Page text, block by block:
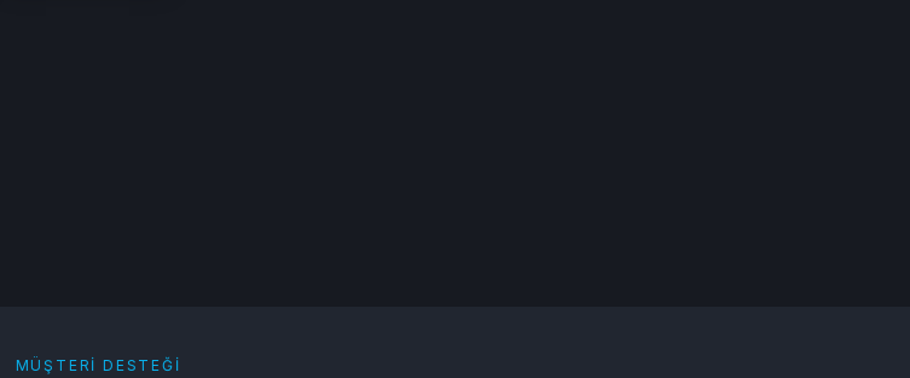
MÜŞTERI DESTEĞI